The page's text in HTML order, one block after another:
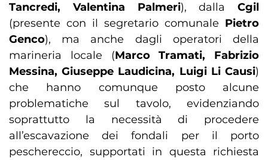
Tancredi, Valentina Palmeri), dalla Cgil
(presente con il segretario comunale Pietro
Genco), ma anche dagli operatori della
marineria locale (Marco Tramati, Fabrizio
Messina, Giuseppe Laudicina, Luigi Li Causi)
che hanno comunque posto alcune
problematiche sul tavolo, evidenziando
soprattutto la necessità di procedere
all’escavazione dei fondali per il porto
peschereccio, supportati in questa richiesta